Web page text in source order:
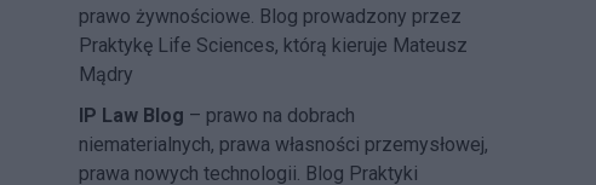
prawo żywnościowe. Blog prowadzony przez
Praktykę Life Sciences, którą kieruje Mateusz
Mądry
IP Law Blog – prawo na dobrach
niematerialnych, prawa własności przemysłowej,
prawa nowych technologii. Blog Praktyki